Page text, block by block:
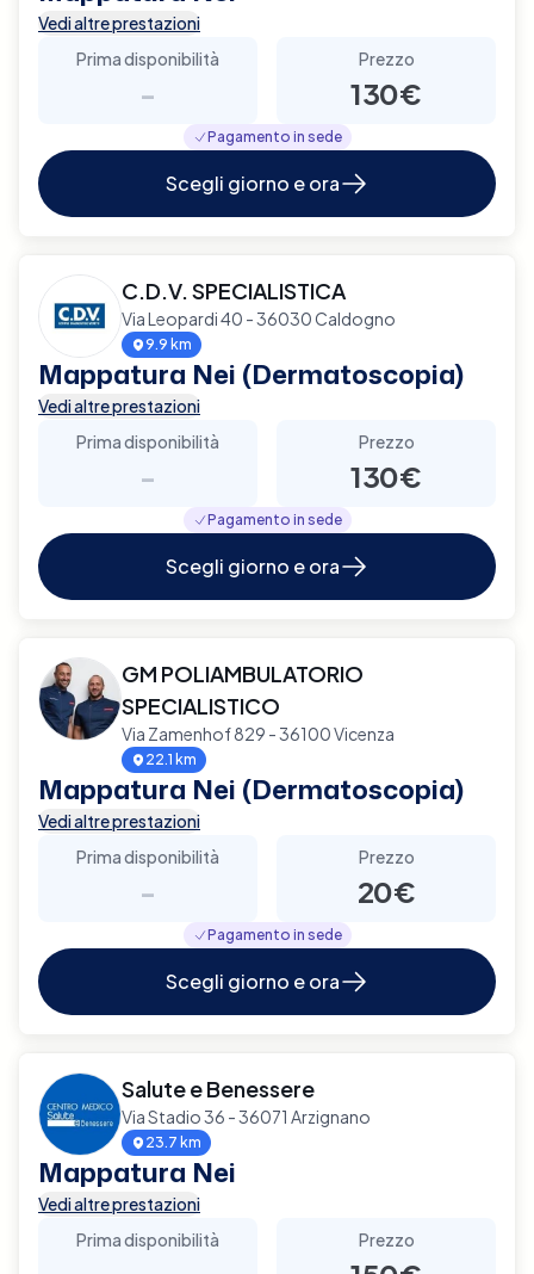
Vedi altre prestazioni
Prima disponibilità
-
Prezzo
130€
Pagamento in sede
Scegli giorno e ora
C.D.V. SPECIALISTICA
Via Leopardi 40 - 36030 Caldogno
9.9 km
Mappatura Nei (Dermatoscopia)
Vedi altre prestazioni
Prima disponibilità
-
Prezzo
130€
Pagamento in sede
Scegli giorno e ora
GM POLIAMBULATORIO
SPECIALISTICO
Via Zamenhof 829 - 36100 Vicenza
22.1 km
Mappatura Nei (Dermatoscopia)
Vedi altre prestazioni
Prima disponibilità
-
Prezzo
20€
Pagamento in sede
Scegli giorno e ora
Salute e Benessere
Via Stadio 36 - 36071 Arzignano
23.7 km
Mappatura Nei
Vedi altre prestazioni
Prima disponibilità
Prezzo